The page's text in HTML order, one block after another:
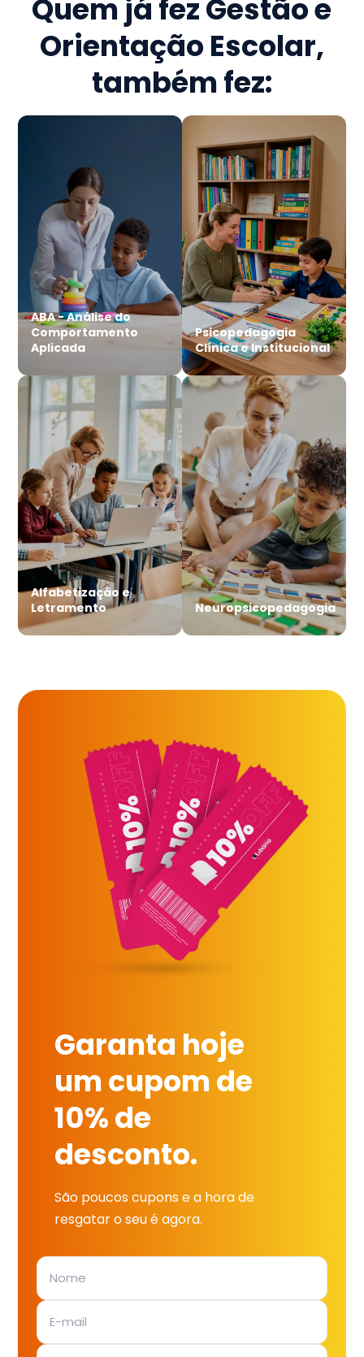
Quem já fezGestão e
Orientação Escolar,
também fez:
ABA - Análise do
Comportamento
Aplicada
Psicopedagogia
Clínica e Institucional
Alfabetização e
Letramento
Neuropsicopedagogia
Garanta hoje
um cupom de
10% de
desconto.
São poucos cupons e a hora de
resgatar o seu é agora.